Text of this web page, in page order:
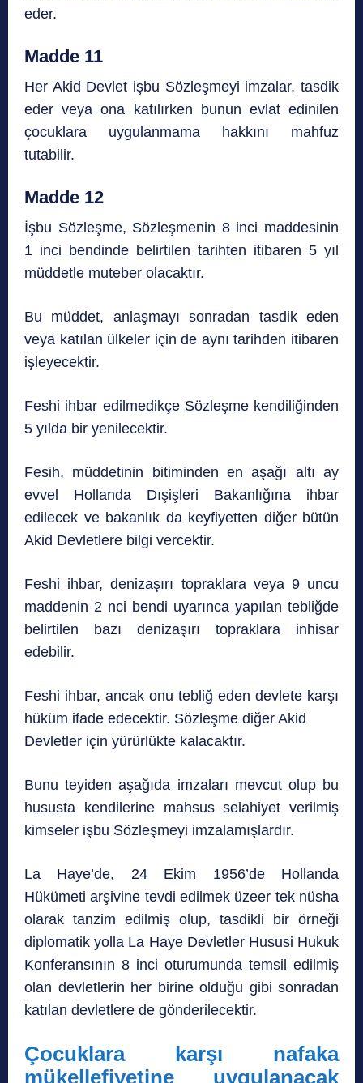
eder.
Madde 11
Her Akid Devlet işbu Sözleşmeyi imzalar, tasdik
eder veya ona katılırken bunun evlat edinilen
çocuklara uygulanmama hakkını mahfuz
tutabilir.
Madde 12
İşbu Sözleşme, Sözleşmenin 8 inci maddesinin
1 inci bendinde belirtilen tarihten itibaren 5 yıl
müddetle muteber olacaktır.
Bu müddet, anlaşmayı sonradan tasdik eden
veya katılan ülkeler için de aynı tarihden itibaren
işleyecektir.
Feshi ihbar edilmedikçe Sözleşme kendiliğinden
5 yılda bir yenilecektir.
Fesih, müddetinin bitiminden en aşağı altı ay
evvel Hollanda Dışişleri Bakanlığına ihbar
edilecek ve bakanlık da keyfiyetten diğer bütün
Akid Devletlere bilgi vercektir.
Feshi ihbar, denizaşırı topraklara veya 9 uncu
maddenin 2 nci bendi uyarınca yapılan tebliğde
belirtilen bazı denizaşırı topraklara inhisar
edebilir.
Feshi ihbar, ancak onu tebliğ eden devlete karşı
hüküm ifade edecektir. Sözleşme diğer Akid
Devletler için yürürlükte kalacaktır.
Bunu teyiden aşağıda imzaları mevcut olup bu
hususta kendilerine mahsus selahiyet verilmiş
kimseler işbu Sözleşmeyi imzalamışlardır.
La Haye’de, 24 Ekim 1956’de Hollanda
Hükümeti arşivine tevdi edilmek üzeer tek nüsha
olarak tanzim edilmiş olup, tasdikli bir örneği
diplomatik yolla La Haye Devletler Hususi Hukuk
Konferansının 8 inci oturumunda temsil edilmiş
olan devletlerin her birine olduğu gibi sonradan
katılan devletlere de gönderilecektir.
Çocuklara karşı nafaka
mükellefiyetine uygulanacak